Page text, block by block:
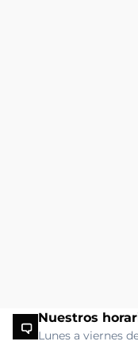
Nuestros
Lunes a viernes